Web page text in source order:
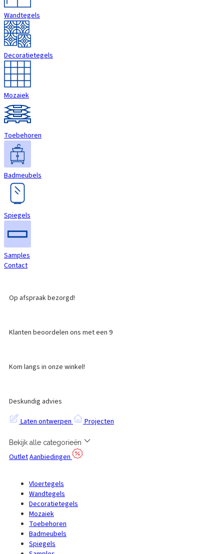
Wandtegels
Decoratietegels
Mozaiek
Toebehoren
Badmeubels
Spiegels
Samples
Contact
Op afspraak bezorgd!
Klanten beoordelen ons met een 9
Kom langs in onze winkel!
Deskundig advies
Laten ontwerpen
Projecten
Bekijk alle categorieën
OutletAanbiedingen
Vloertegels
Wandtegels
Decoratietegels
Mozaiek
Toebehoren
Badmeubels
Spiegels